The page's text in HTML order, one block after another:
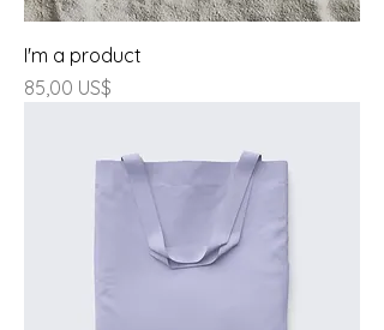
I'm a product
Giá
85,00 US$